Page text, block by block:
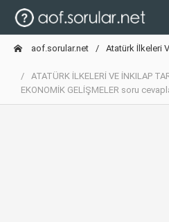
aof.sorular.net Atatürk İlkeleri
ATATÜRK İLKELERİ VE İNKILAP
EKONOMİK GELİŞMELER soru